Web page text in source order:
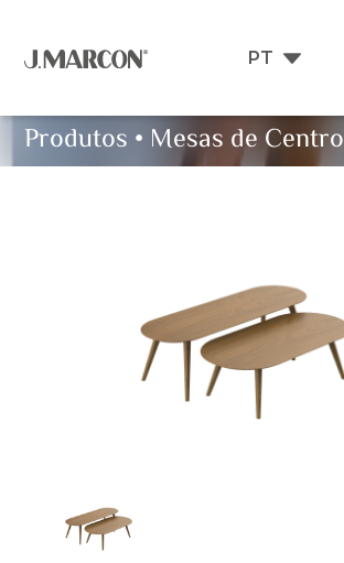
Produtos • Mesas de Centro